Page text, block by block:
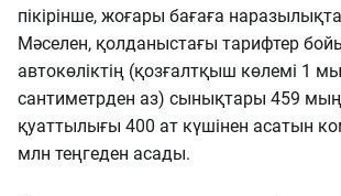
пікірінше, жоғары бағаға
Мәселен, қолданыстағы тарифтер
автокөліктің (қозғалтқыш көлемі 1
сантиметрден аз) сынықтары 459 мың
қуаттылығы 400 ат күшінен асатын
млн теңгеден асады.